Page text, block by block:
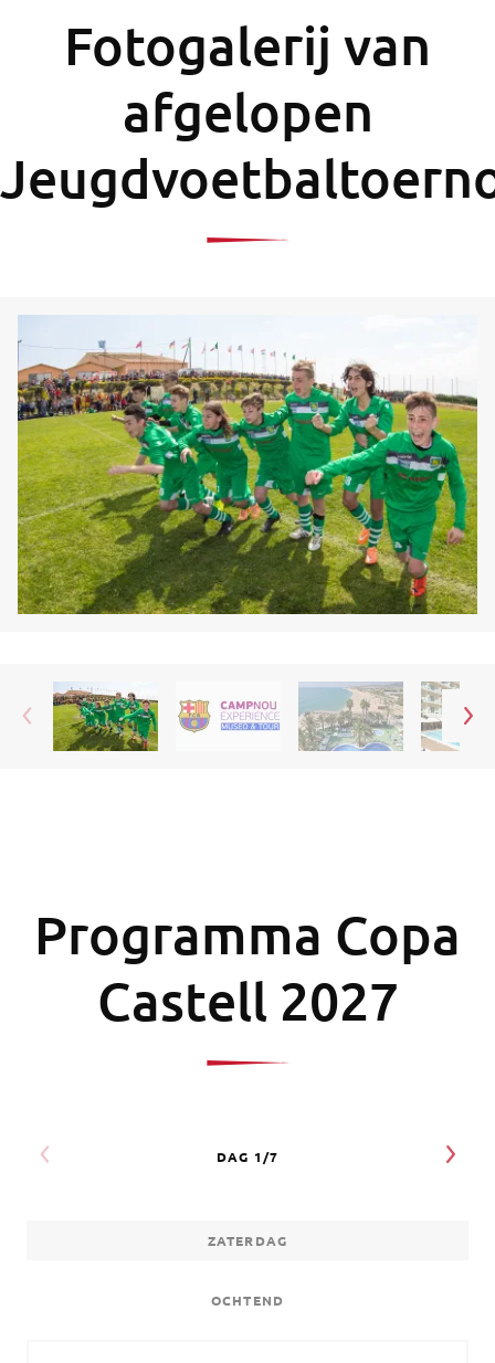
Fotogalerij van
afgelopen
Programma Copa
Castell 2027
ZATERDAG
OCHTEND